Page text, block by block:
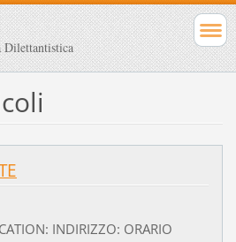
Dilettantistica
INDIRIZZO: ORARIO